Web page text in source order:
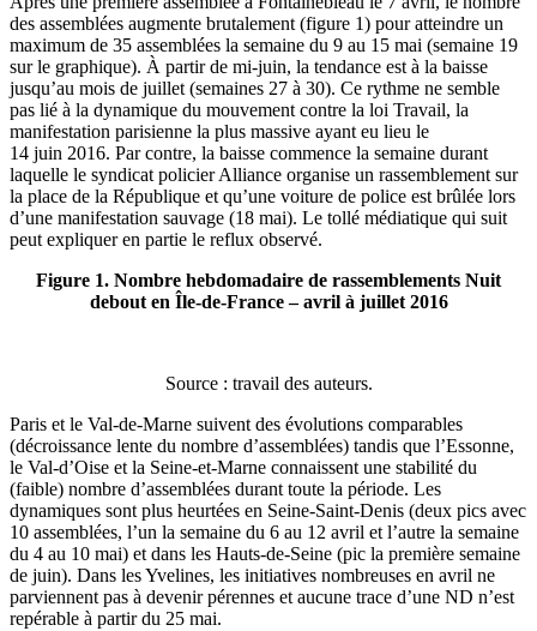
des assemblées augmente brutalement (figure 1) pour atteindre un
maximum de 35 assemblées la semaine du 9 au 15 mai (semaine 19
sur le graphique). À partir de mi‑juin, la tendance est à la baisse
jusqu’au mois de juillet (semaines 27 à 30). Ce rythme ne semble
pas lié à la dynamique du mouvement contre la loi Travail, la
manifestation parisienne la plus massive ayant eu lieu le
14 juin 2016. Par contre, la baisse commence la semaine durant
laquelle le syndicat policier Alliance organise un rassemblement sur
la place de la République et qu’une voiture de police est brûlée lors
d’une manifestation sauvage (18 mai). Le tollé médiatique qui suit
peut expliquer en partie le reflux observé.
Figure 1. Nombre hebdomadaire de rassemblements Nuit
debout en Île-de-France – avril à juillet 2016
Source : travail des auteurs.
Paris et le Val-de-Marne suivent des évolutions comparables
(décroissance lente du nombre d’assemblées) tandis que l’Essonne,
le Val-d’Oise et la Seine-et-Marne connaissent une stabilité du
(faible) nombre d’assemblées durant toute la période. Les
dynamiques sont plus heurtées en Seine-Saint-Denis (deux pics avec
10 assemblées, l’un la semaine du 6 au 12 avril et l’autre la semaine
du 4 au 10 mai) et dans les Hauts-de-Seine (pic la première semaine
de juin). Dans les Yvelines, les initiatives nombreuses en avril ne
parviennent pas à devenir pérennes et aucune trace d’une ND n’est
repérable à partir du 25 mai.